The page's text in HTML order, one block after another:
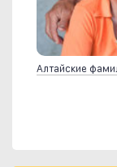
Алтайские